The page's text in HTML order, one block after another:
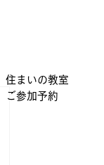
住まいの教室
​ご参加予約